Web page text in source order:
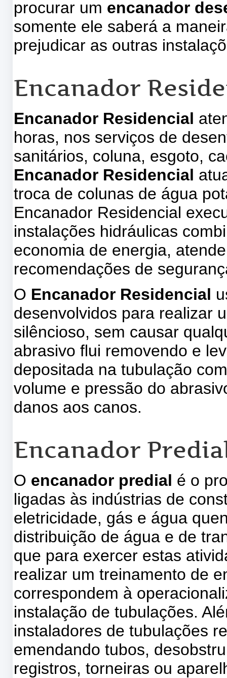
procurar um encanador
somente ele saberá a
prejudicar as outras
Encanador
Encanador Residencial
horas, nos serviços de
sanitários, coluna, esgoto,
Encanador Residencial
troca de colunas de água
Encanador Residencial
instalações hidráulicas
economia de energia,
recomendações de
O Encanador Residencial
desenvolvidos para realizar
silêncioso, sem causar
abrasivo flui removendo e
depositada na tubulação
volume e pressão do
danos aos canos.
Encanador
O encanador predial é o
ligadas às indústrias de
eletricidade, gás e água
distribuição de água e de
que para exercer estas
realizar um treinamento de
correspondem à
instalação de tubulações.
instaladores de tubulações
emendando tubos,
registros, torneiras ou